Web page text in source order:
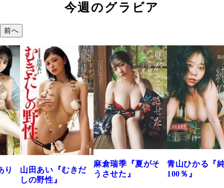
今週のグラビア
前へ
だ
麻倉瑞季『夏がそ
うさせた』
青山ひかる『純度
100％』
溝端 葵『もう
つの、あおい
で。』
2026年08月09日